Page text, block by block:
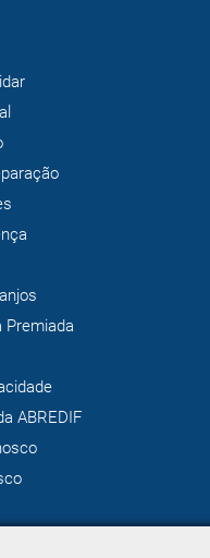
Premiada
ABREDIF